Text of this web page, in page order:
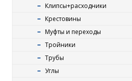
Клипсы+расходники
Крестовины
Муфты и переходы
Тройники
Трубы
Углы